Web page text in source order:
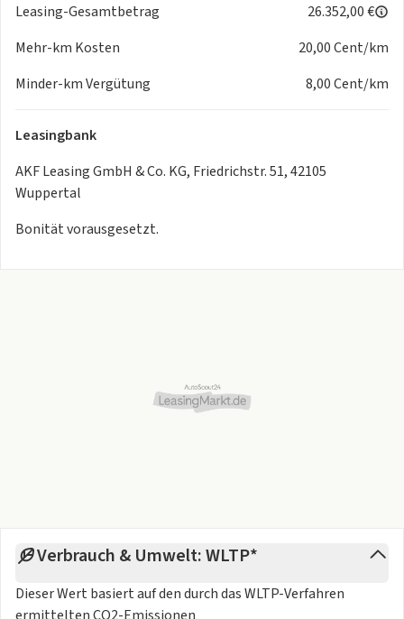
umfangreiches Know-how auf allen Gebieten, egal ob
Verkauf, Leasing, Finanzierung, Zubehör oder Auf- und
Umbauten. Wir finden garantiert eine passende Lösung für
Sie.
Leasing-Gesamtbetrag
26.352,00 €
Mehr-km Kosten
20,00 Cent/km
Minder-km Vergütung
8,00 Cent/km
Leasingbank
AKF Leasing GmbH & Co. KG, Friedrichstr. 51, 42105
Wuppertal
Bonität vorausgesetzt.
Verbrauch & Umwelt: WLTP*
Dieser Wert basiert auf den durch dasWLTP-Verfahren
ermittelten CO2-Emissionen